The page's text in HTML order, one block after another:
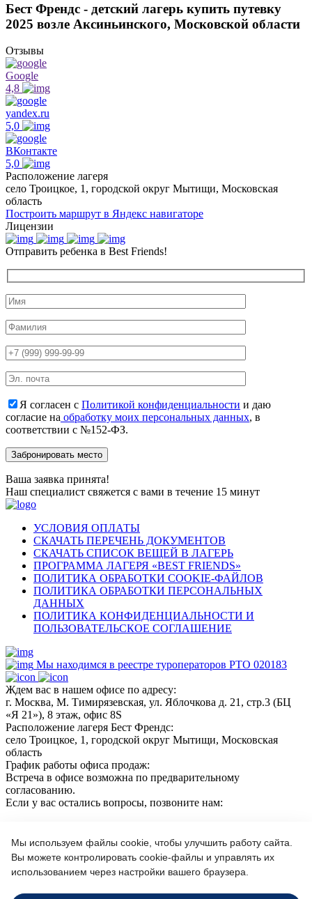
Бест Френдс - детский лагерь купить путевку
2025 возле Аксиньинского, Московской области
Отзывы
Google
4,8
yandex.ru
5,0
ВКонтакте
5,0
Расположение лагеря
село Троицкое, 1, городской округ Мытищи, Московская
область
Построить маршрут в Яндекс навигаторе
Лицензии
Отправить ребенка в Best Friends!
Я согласен с Политикой конфиденциальности и даю
согласие на обработку моих персональных данных, в
соответствии с №152-ФЗ.
Ваша заявка принята!
Наш специалист свяжется с вами в течение 15 минут
УСЛОВИЯ ОПЛАТЫ
СКАЧАТЬ ПЕРЕЧЕНЬ ДОКУМЕНТОВ
СКАЧАТЬ СПИСОК ВЕЩЕЙ В ЛАГЕРЬ
ПРОГРАММА ЛАГЕРЯ «BEST FRIENDS»
ПОЛИТИКА ОБРАБОТКИ COOKIE-ФАЙЛОВ
ПОЛИТИКА ОБРАБОТКИ ПЕРСОНАЛЬНЫХ
ДАННЫХ
ПОЛИТИКА КОНФИДЕНЦИАЛЬНОСТИ И
ПОЛЬЗОВАТЕЛЬСКОЕ СОГЛАШЕНИЕ
Мы находимся в реестре туроператоров РТО 020183
Ждем вас в нашем офисе по адресу:
г. Москва, М. Тимирязевская, ул. Яблочкова д. 21, стр.3 (БЦ
«Я 21»), 8 этаж, офис 8S
Расположение лагеря Бест Френдс:
село Троицкое, 1, городской округ Мытищи, Московская
область
График работы офиса продаж:
Встреча в офисе возможна по предварительному
согласованию.
Если у вас остались вопросы, позвоните нам:
+7 (964) 618 21 17
Или пишите нам на почту:
Мы используем файлы cookie, чтобы улучшить работу сайта.
Вы можете контролировать cookie-файлы и управлять их
использованием через настройки вашего браузера.